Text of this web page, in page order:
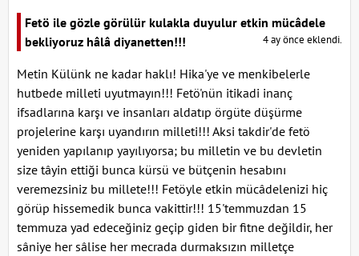
Fetö ile gözle görülür kulakla duyulur etkin mücâdele
bekliyoruz hâlâ diyanetten!!!
4 ay önce eklendi.
Metin Külünk ne kadar haklı! Hika'ye ve menkibelerle
hutbede milleti uyutmayın!!! Fetö'nün itikadi inanç
ifsadlarına karşı ve insanları aldatıp örgüte düşürme
projelerine karşı uyandırın milleti!!! Aksi takdir'de fetö
yeniden yapılanıp yayılıyorsa; bu milletin ve bu devletin
size tâyin ettiği bunca kürsü ve bütçenin hesabını
veremezsiniz bu millete!!! Fetöyle etkin mücâdelenizi hiç
görüp hissemedik bunca vakittir!!! 15'temmuzdan 15
temmuza yad edeceğiniz geçip giden bir fitne değildir, her
sâniye her sâlise her mecrada durmaksızın milletçe